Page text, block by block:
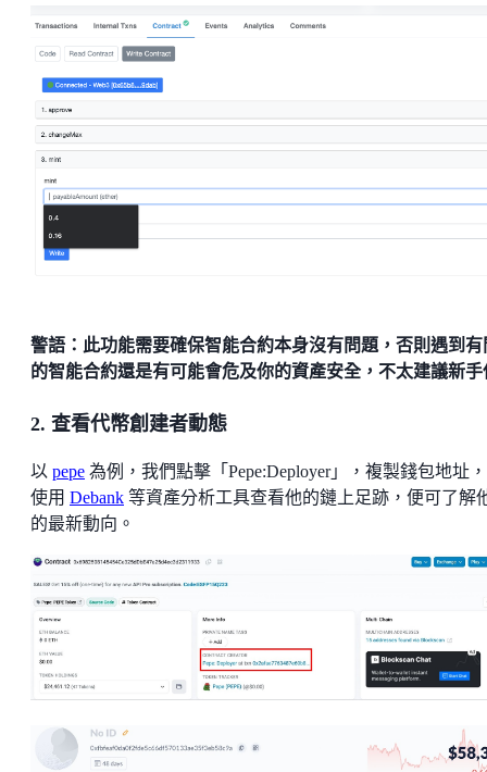
警語：此功能需要確保智能合約本身沒有問題，否則遇到有
的智能合約還是有可能會危及你的資產安全，不太建議新手
2. 查看代幣創建者動態
以 pepe 為例，我們點擊「Pepe:Deployer」，複製錢包地址
使用 Debank 等資產分析工具查看他的鏈上足跡，便可了解
的最新動向。